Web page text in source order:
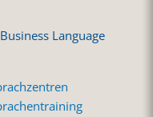
Language